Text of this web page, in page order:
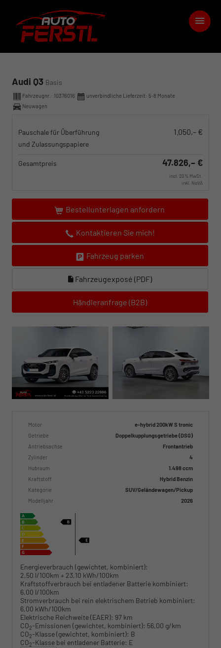
Audi Q3 Basis
Fahrzeugnr.: 10376016
unverbindliche Lieferzeit: 5-8 Monate
Neuwagen
Pauschale für Überführung
und Zulassungspapiere
1.050,– €
Gesamtpreis 47.826,– €
incl. 20% MwSt.
inkl. NoVA
Bestellunterlagen anfordern
Kontaktieren Sie mich!
Fahrzeug parken
Fahrzeugexposé (PDF)
Händleranfrage (B2B)
Motor
e-hybrid 200kW S tronic
Getriebe
Doppelkupplungsgetriebe (DSG)
Antriebsachse
Frontantrieb
Zylinder
4
Hubraum
1.498 ccm
Kraftstoff
Hybrid Benzin
Kategorie
SUV/Geländewagen/Pickup
Modelljahr
2026
Energieverbrauch (gewichtet, kombiniert):
2,50 l/100km + 23,10 kWh/100km
Kraftstoffverbrauch bei entladener Batterie kombiniert:
6,00 l/100km
Stromverbrauch bei rein elektrischem Betrieb kombiniert:
6,00 kWh/100km
Elektrische Reichweite (EAER): 97 km
CO2-Emissionen (gewichtet, kombiniert): 56,00 g/km
CO2-Klasse (gewichtet, kombiniert): B
CO2-Klasse bei entladener Batterie: E